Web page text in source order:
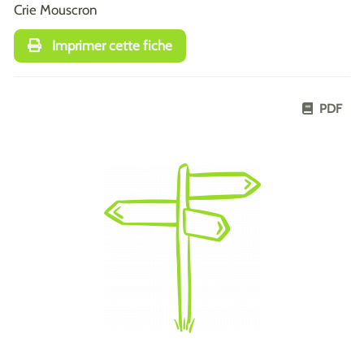
Crie Mouscron
Imprimer cette fiche
PDF